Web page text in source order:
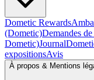
Dometic Rewards
(Dometic)Demandes
Dometic)Journal
expositionsAvis
À propos & Mentions